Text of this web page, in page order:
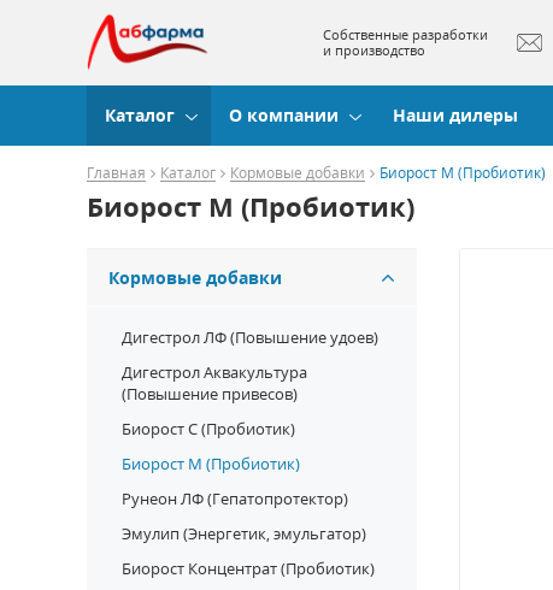
Собственные разработки
и производство
Каталог О компании Наши дилеры
Главная Каталог Кормовые добавки Биорост М (Пробиотик)
Биорост М (Пробиотик)
Кормовые добавки
Дигестрол ЛФ (Повышение удоев)
Дигестрол Аквакультура
(Повышение привесов)
Биорост С (Пробиотик)
Биорост М (Пробиотик)
Рунеон ЛФ (Гепатопротектор)
Эмулип (Энергетик, эмульгатор)
Биорост Концентрат (Пробиотик)